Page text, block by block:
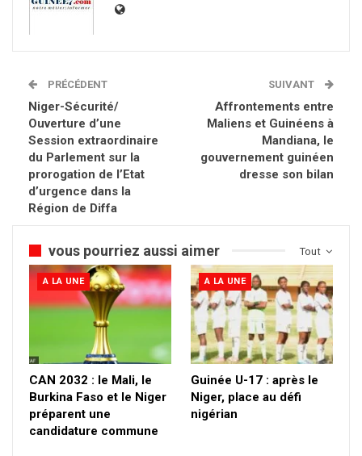
PRÉCÉDENT
Niger-Sécurité/
Ouverture d’une
Session extraordinaire
du Parlement sur la
prorogation de l’Etat
d’urgence dans la
Région de Diffa
SUIVANT
Affrontements entre
Maliens et Guinéens à
Mandiana, le
gouvernement guinéen
dresse son bilan
Tout
vous pourriez aussi aimer
A LA UNE
CAN 2032 : le Mali, le
Burkina Faso et le Niger
préparent une
candidature commune
A LA UNE
Guinée U-17 : après le
Niger, place au défi
nigérian